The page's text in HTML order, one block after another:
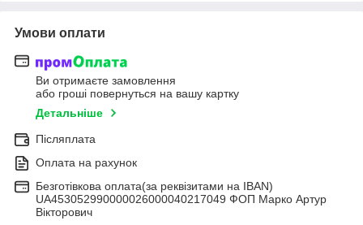
Умови оплати
Ви отримаєте замовлення
або гроші повернуться на вашу картку
Детальніше
Післяплата
Оплата на рахунок
Безготівкова оплата(за реквізитами на IBAN)
UA453052990000026000040217049 ФОП Марко Артур
Вікторович